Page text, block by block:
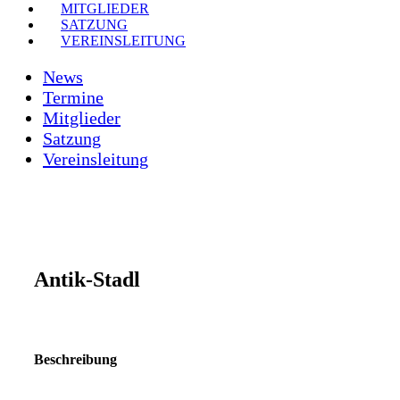
MITGLIEDER
SATZUNG
VEREINSLEITUNG
News
Termine
Mitglieder
Satzung
Vereinsleitung
Antik-Stadl
Beschreibung